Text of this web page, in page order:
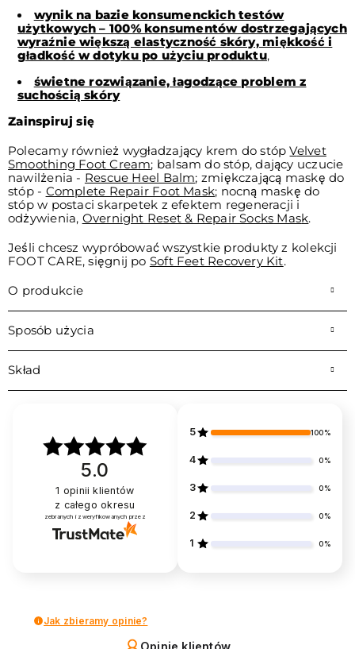
wynik na bazie konsumenckich testów
użytkowych – 100% konsumentów dostrzegających
wyraźnie większą elastyczność skóry, miękkość i
gładkość w dotyku po użyciu produktu,
świetne rozwiązanie, łagodzące problem z
suchością skóry
Zainspiruj się
Polecamy również wygładzający krem do stópVelvet
Smoothing Foot Cream; balsam do stóp, dający uczucie
nawilżenia - Rescue Heel Balm; zmiękczającą maskę do
stóp - Complete Repair Foot Mask; nocną maskę do
stóp w postaci skarpetek z efektem regeneracji i
odżywienia, Overnight Reset & Repair Socks Mask.
Jeśli chcesz wypróbować wszystkie produkty z kolekcji
FOOT CARE, sięgnij po Soft Feet Recovery Kit.
O produkcie
Sposób użycia
Skład
5.0
1 opinii klientów
z całego okresu
zebranych i zweryfikowanych przez
5 100%
4 0%
3 0%
2 0%
1 0%
Jak zbieramy opinie?